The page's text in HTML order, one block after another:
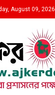
August 09, 2026